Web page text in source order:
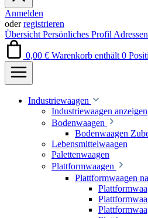
Anmelden
oderregistrieren
Übersicht Persönliches Profil Adressen
0,00 € Warenkorb enthält 0
Industriewaagen
Industriewaagen anzeigen
Bodenwaagen
Bodenwaagen
Lebensmittelwaagen
Palettenwaagen
Plattformwaagen
Plattformwaagen